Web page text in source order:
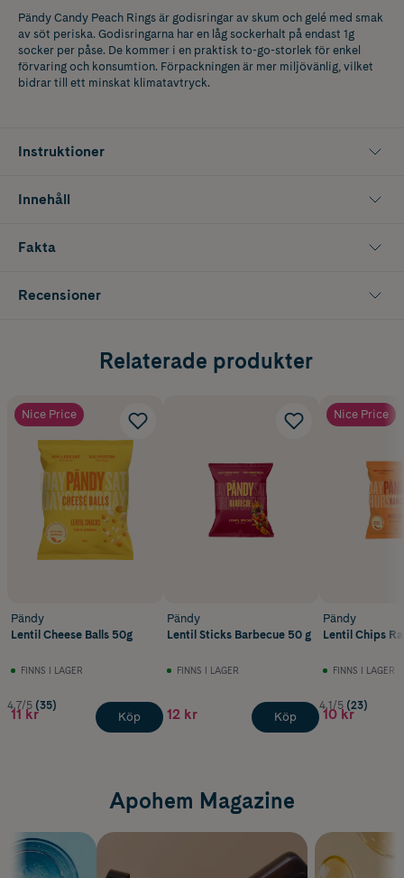
Pändy Candy Peach Rings är godisringar av skum och gelé med smak
av söt periska. Godisringarna har en låg sockerhalt på endast 1g
socker per påse. De kommer i en praktisk to-go-storlek för enkel
förvaring och konsumtion. Förpackningen är mer miljövänlig, vilket
bidrar till ett minskat klimatavtryck.
Instruktioner
Innehåll
Fakta
Recensioner
Relaterade produkter
Nice Price
Pändy
Lentil Cheese Balls 50g
FINNS I LAGER
4.7/5 (35)
11 kr Köp
Pändy
Lentil Sticks Barbecue 50 g
FINNS I LAGER
12 kr Köp
Nice Price
Pändy
Lentil Chips
FINNS I LAGER
4.1/5 (23)
10 kr
Apohem Magazine